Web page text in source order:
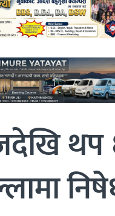
थप